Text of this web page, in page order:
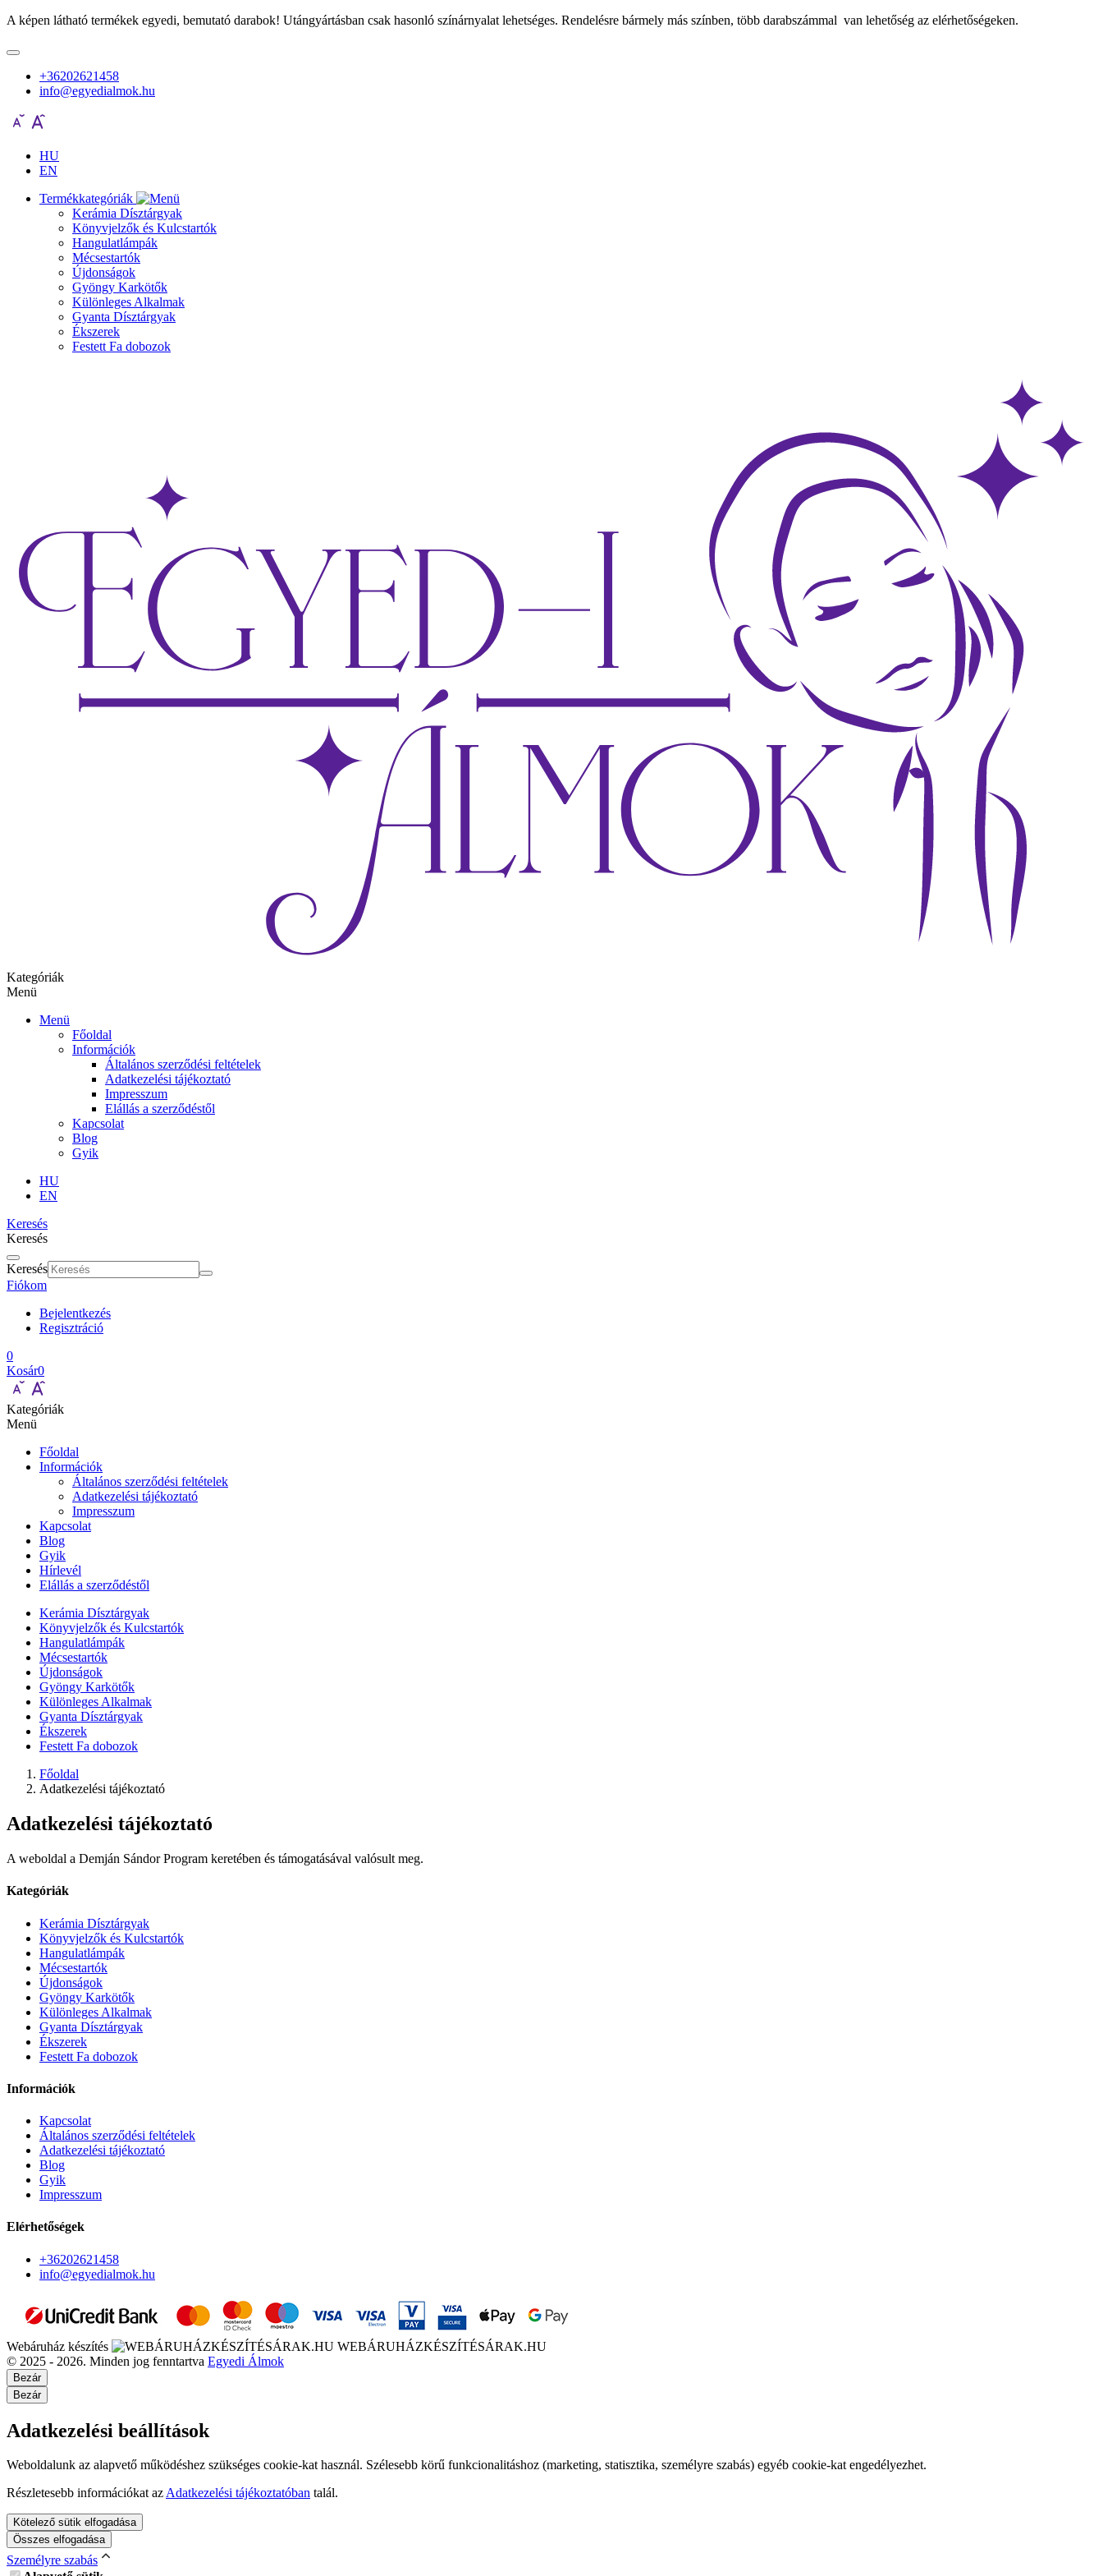
A képen látható termékek egyedi, bemutató darabok! Utángyártásban csak hasonló színárnyalat lehetséges. Rendelésre bármely más színben, több darabszámmal van lehetőség az elérhetőségeken.
+36202621458
info@egyedialmok.hu
HU
EN
Termékkategóriák
Kerámia Dísztárgyak
Könyvjelzők és Kulcstartók
Hangulatlámpák
Mécsestartók
Újdonságok
Gyöngy Karkötők
Különleges Alkalmak
Gyanta Dísztárgyak
Ékszerek
Festett Fa dobozok
Kategóriák
Menü
Menü
Főoldal
Információk
Általános szerződési feltételek
Adatkezelési tájékoztató
Impresszum
Elállás a szerződéstől
Kapcsolat
Blog
Gyik
HU
EN
Keresés
Keresés
Keresés
Fiókom
Bejelentkezés
Regisztráció
0
Kosár0
Kategóriák
Menü
Főoldal
Információk
Általános szerződési feltételek
Adatkezelési tájékoztató
Impresszum
Kapcsolat
Blog
Gyik
Hírlevél
Elállás a szerződéstől
Kerámia Dísztárgyak
Könyvjelzők és Kulcstartók
Hangulatlámpák
Mécsestartók
Újdonságok
Gyöngy Karkötők
Különleges Alkalmak
Gyanta Dísztárgyak
Ékszerek
Festett Fa dobozok
Főoldal
Adatkezelési tájékoztató
Adatkezelési tájékoztató
A weboldal a Demján Sándor Program keretében és támogatásával valósult meg.
Kategóriák
Kerámia Dísztárgyak
Könyvjelzők és Kulcstartók
Hangulatlámpák
Mécsestartók
Újdonságok
Gyöngy Karkötők
Különleges Alkalmak
Gyanta Dísztárgyak
Ékszerek
Festett Fa dobozok
Információk
Kapcsolat
Általános szerződési feltételek
Adatkezelési tájékoztató
Blog
Gyik
Impresszum
Elérhetőségek
+36202621458
info@egyedialmok.hu
Webáruház készítés
WEBÁRUHÁZKÉSZÍTÉSÁRAK.HU
© 2025 - 2026. Minden jog fenntartva Egyedi Álmok
Bezár
Bezár
Adatkezelési beállítások
Weboldalunk az alapvető működéshez szükséges cookie-kat használ. Szélesebb körű funkcionalitáshoz (marketing, statisztika, személyre szabás) egyéb cookie-kat engedélyezhet.
Részletesebb információkat azAdatkezelési tájékoztatóban talál.
Kötelező sütik elfogadása
Összes elfogadása
Személyre szabás